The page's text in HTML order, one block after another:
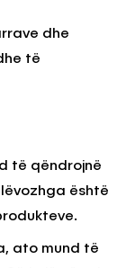
dhe
të
të qëndrojnë
është
ato mund të